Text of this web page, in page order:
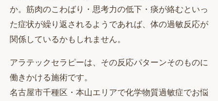
か。筋肉のこわばり・思考力の低下・痰が絡むといっ
た症状が繰り返されるようであれば、体の過敏反応が
関係しているかもしれません。
アラテックセラピーは、その反応パターンそのものに
働きかける施術です。
名古屋市千種区・本山エリアで化学物質過敏症でお悩